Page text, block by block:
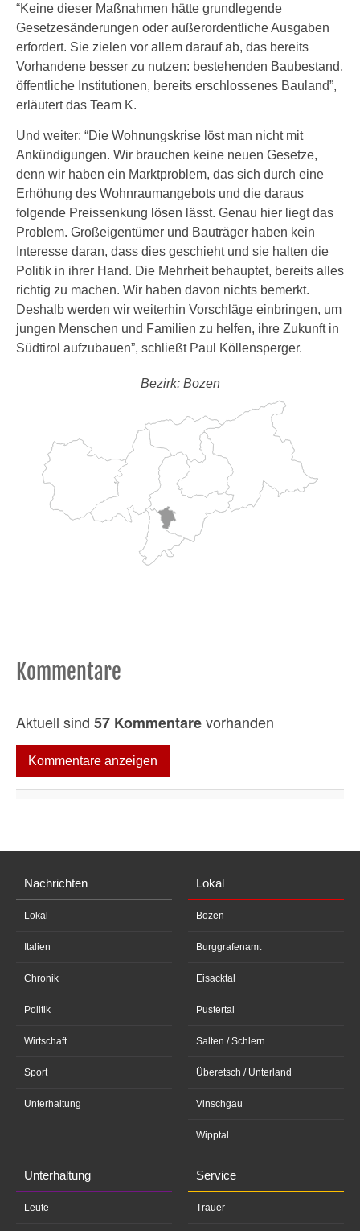
“Keine dieser Maßnahmen hätte grundlegende
Gesetzesänderungen oder außerordentliche Ausgaben
erfordert. Sie zielen vor allem darauf ab, das bereits
Vorhandene besser zu nutzen: bestehenden Baubestand,
öffentliche Institutionen, bereits erschlossenes Bauland”,
erläutert das Team K.
Und weiter: “Die Wohnungskrise löst man nicht mit
Ankündigungen. Wir brauchen keine neuen Gesetze,
denn wir haben ein Marktproblem, das sich durch eine
Erhöhung des Wohnraumangebots und die daraus
folgende Preissenkung lösen lässt. Genau hier liegt das
Problem. Großeigentümer und Bauträger haben kein
Interesse daran, dass dies geschieht und sie halten die
Politik in ihrer Hand. Die Mehrheit behauptet, bereits alles
richtig zu machen. Wir haben davon nichts bemerkt.
Deshalb werden wir weiterhin Vorschläge einbringen, um
jungen Menschen und Familien zu helfen, ihre Zukunft in
Südtirol aufzubauen”, schließt Paul Köllensperger.
Bezirk: Bozen
Kommentare
Aktuell sind 57 Kommentarevorhanden
Kommentare anzeigen
Nachrichten
Lokal
Italien
Chronik
Politik
Wirtschaft
Sport
Unterhaltung
Lokal
Bozen
Burggrafenamt
Eisacktal
Pustertal
Salten / Schlern
Überetsch / Unterland
Vinschgau
Wipptal
Unterhaltung
Leute
Service
Trauer